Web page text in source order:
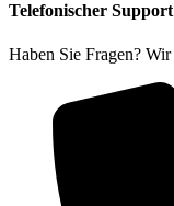
Telefonischer
Haben Sie Fragen?